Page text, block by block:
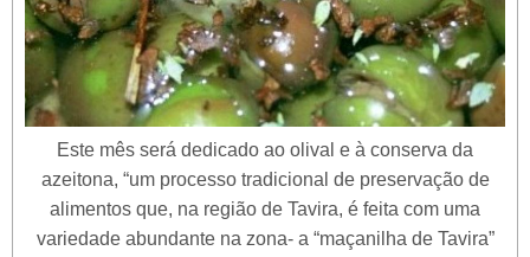
Este mês será dedicado ao olival e à conserva da
azeitona, “um processo tradicional de preservação de
alimentos que, na região de Tavira, é feita com uma
variedade abundante na zona- a “maçanilha de Tavira”